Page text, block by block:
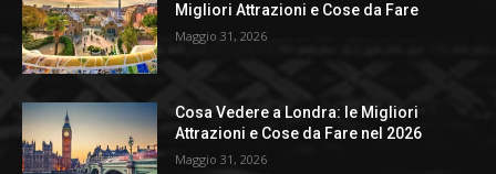
Migliori Attrazioni e Cose da Fare
Maggio 31, 2026
Cosa Vedere a Londra: le Migliori
Attrazioni e Cose da Fare nel 2026
Maggio 31, 2026